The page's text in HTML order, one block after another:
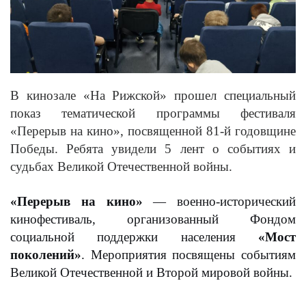
В кинозале «На Рижской» прошел специальный
показ тематической программы фестиваля
«Перерыв на кино», посвященной 81-й годовщине
Победы. Ребята увидели 5 лент о событиях и
судьбах Великой Отечественной войны.
«Перерыв на кино» — военно-исторический
кинофестиваль, организованный Фондом
социальной поддержки населения «Мост
поколений». Мероприятия посвящены событиям
Великой Отечественной и Второй мировой войны.